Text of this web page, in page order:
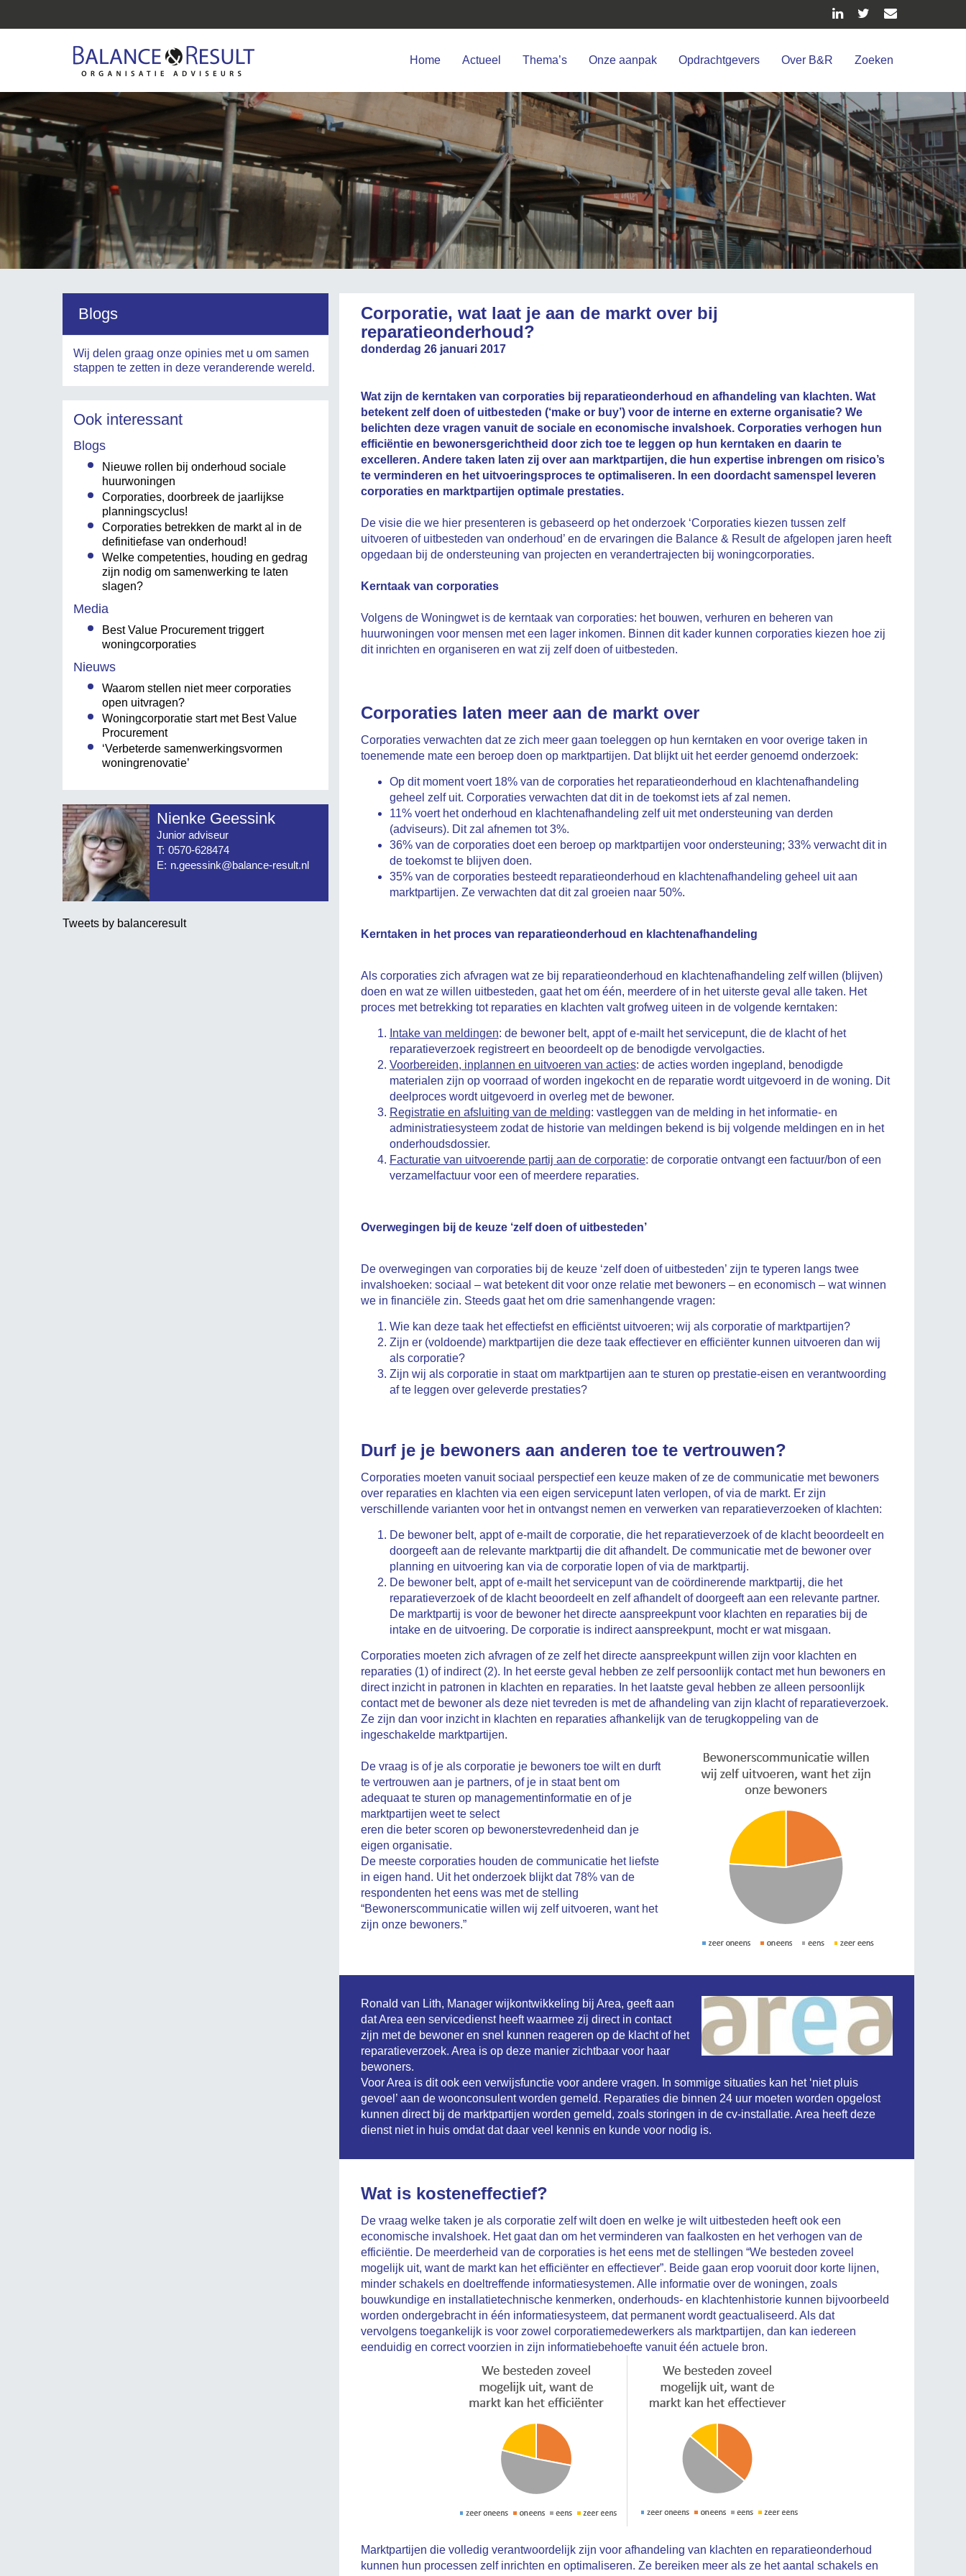
Home Actueel Thema’s Onze aanpak Opdrachtgevers Over B&R Zoeken
Corporatie, wat laat je aan de markt over bij
reparatieonderhoud?
donderdag 26 januari 2017
Wat zijn de kerntaken van corporaties bij reparatieonderhoud en afhandeling van klachten. Wat
betekent zelf doen of uitbesteden (‘make or buy’) voor de interne en externe organisatie? We
belichten deze vragen vanuit de sociale en economische invalshoek. Corporaties verhogen hun
efficiëntie en bewonersgerichtheid door zich toe te leggen op hun kerntaken en daarin te
excelleren. Andere taken laten zij over aan marktpartijen, die hun expertise inbrengen om risico’s
te verminderen en het uitvoeringsproces te optimaliseren. In een doordacht samenspel leveren
corporaties en marktpartijen optimale prestaties.
De visie die we hier presenteren is gebaseerd op het onderzoek ‘Corporaties kiezen tussen zelf
uitvoeren of uitbesteden van onderhoud’ en de ervaringen die Balance & Result de afgelopen jaren heeft
opgedaan bij de ondersteuning van projecten en verandertrajecten bij woningcorporaties.
Kerntaak van corporaties
Volgens de Woningwet is de kerntaak van corporaties: het bouwen, verhuren en beheren van
huurwoningen voor mensen met een lager inkomen. Binnen dit kader kunnen corporaties kiezen hoe zij
dit inrichten en organiseren en wat zij zelf doen of uitbesteden.
Corporaties laten meer aan de markt over
Corporaties verwachten dat ze zich meer gaan toeleggen op hun kerntaken en voor overige taken in
toenemende mate een beroep doen op marktpartijen. Dat blijkt uit het eerder genoemd onderzoek:
Op dit moment voert 18% van de corporaties het reparatieonderhoud en klachtenafhandeling
geheel zelf uit. Corporaties verwachten dat dit in de toekomst iets af zal nemen.
11% voert het onderhoud en klachtenafhandeling zelf uit met ondersteuning van derden
(adviseurs). Dit zal afnemen tot 3%.
36% van de corporaties doet een beroep op marktpartijen voor ondersteuning; 33% verwacht dit in
de toekomst te blijven doen.
35% van de corporaties besteedt reparatieonderhoud en klachtenafhandeling geheel uit aan
marktpartijen. Ze verwachten dat dit zal groeien naar 50%.
Kerntaken in het proces van reparatieonderhoud en klachtenafhandeling
Als corporaties zich afvragen wat ze bij reparatieonderhoud en klachtenafhandeling zelf willen (blijven)
doen en wat ze willen uitbesteden, gaat het om één, meerdere of in het uiterste geval alle taken. Het
proces met betrekking tot reparaties en klachten valt grofweg uiteen in de volgende kerntaken:
Intake van meldingen: de bewoner belt, appt of e-mailt het servicepunt, die de klacht of het
reparatieverzoek registreert en beoordeelt op de benodigde vervolgacties.
Voorbereiden, inplannen en uitvoeren van acties: de acties worden ingepland, benodigde
materialen zijn op voorraad of worden ingekocht en de reparatie wordt uitgevoerd in de woning. Dit
deelproces wordt uitgevoerd in overleg met de bewoner.
Registratie en afsluiting van de melding: vastleggen van de melding in het informatie- en
administratiesysteem zodat de historie van meldingen bekend is bij volgende meldingen en in het
onderhoudsdossier.
Facturatie van uitvoerende partij aan de corporatie: de corporatie ontvangt een factuur/bon of een
verzamelfactuur voor een of meerdere reparaties.
Overwegingen bij de keuze ‘zelf doen of uitbesteden’
De overwegingen van corporaties bij de keuze ‘zelf doen of uitbesteden’ zijn te typeren langs twee
invalshoeken: sociaal – wat betekent dit voor onze relatie met bewoners – en economisch – wat winnen
we in financiële zin. Steeds gaat het om drie samenhangende vragen:
Wie kan deze taak het effectiefst en efficiëntst uitvoeren; wij als corporatie of marktpartijen?
Zijn er (voldoende) marktpartijen die deze taak effectiever en efficiënter kunnen uitvoeren dan wij
als corporatie?
Zijn wij als corporatie in staat om marktpartijen aan te sturen op prestatie-eisen en verantwoording
af te leggen over geleverde prestaties?
Durf je je bewoners aan anderen toe te vertrouwen?
Corporaties moeten vanuit sociaal perspectief een keuze maken of ze de communicatie met bewoners
over reparaties en klachten via een eigen servicepunt laten verlopen, of via de markt. Er zijn
verschillende varianten voor het in ontvangst nemen en verwerken van reparatieverzoeken of klachten:
De bewoner belt, appt of e-mailt de corporatie, die het reparatieverzoek of de klacht beoordeelt en
doorgeeft aan de relevante marktpartij die dit afhandelt. De communicatie met de bewoner over
planning en uitvoering kan via de corporatie lopen of via de marktpartij.
De bewoner belt, appt of e-mailt het servicepunt van de coördinerende marktpartij, die het
reparatieverzoek of de klacht beoordeelt en zelf afhandelt of doorgeeft aan een relevante partner.
De marktpartij is voor de bewoner het directe aanspreekpunt voor klachten en reparaties bij de
intake en de uitvoering. De corporatie is indirect aanspreekpunt, mocht er wat misgaan.
Corporaties moeten zich afvragen of ze zelf het directe aanspreekpunt willen zijn voor klachten en
reparaties (1) of indirect (2). In het eerste geval hebben ze zelf persoonlijk contact met hun bewoners en
direct inzicht in patronen in klachten en reparaties. In het laatste geval hebben ze alleen persoonlijk
contact met de bewoner als deze niet tevreden is met de afhandeling van zijn klacht of reparatieverzoek.
Ze zijn dan voor inzicht in klachten en reparaties afhankelijk van de terugkoppeling van de
ingeschakelde marktpartijen.
De vraag is of je als corporatie je bewoners toe wilt en durft
te vertrouwen aan je partners, of je in staat bent om
adequaat te sturen op managementinformatie en of je
marktpartijen weet te select
eren die beter scoren op bewonerstevredenheid dan je
eigen organisatie.
De meeste corporaties houden de communicatie het liefste
in eigen hand. Uit het onderzoek blijkt dat 78% van de
respondenten het eens was met de stelling
“Bewonerscommunicatie willen wij zelf uitvoeren, want het
zijn onze bewoners.”
Ronald van Lith, Manager wijkontwikkeling bij Area, geeft aan
dat Area een servicedienst heeft waarmee zij direct in contact
zijn met de bewoner en snel kunnen reageren op de klacht of het
reparatieverzoek. Area is op deze manier zichtbaar voor haar
bewoners.
Voor Area is dit ook een verwijsfunctie voor andere vragen. In sommige situaties kan het ‘niet pluis
gevoel’ aan de woonconsulent worden gemeld. Reparaties die binnen 24 uur moeten worden opgelost
kunnen direct bij de marktpartijen worden gemeld, zoals storingen in de cv-installatie. Area heeft deze
dienst niet in huis omdat dat daar veel kennis en kunde voor nodig is.
Wat is kosteneffectief?
De vraag welke taken je als corporatie zelf wilt doen en welke je wilt uitbesteden heeft ook een
economische invalshoek. Het gaat dan om het verminderen van faalkosten en het verhogen van de
efficiëntie. De meerderheid van de corporaties is het eens met de stellingen “We besteden zoveel
mogelijk uit, want de markt kan het efficiënter en effectiever”. Beide gaan erop vooruit door korte lijnen,
minder schakels en doeltreffende informatiesystemen. Alle informatie over de woningen, zoals
bouwkundige en installatietechnische kenmerken, onderhouds- en klachtenhistorie kunnen bijvoorbeeld
worden ondergebracht in één informatiesysteem, dat permanent wordt geactualiseerd. Als dat
vervolgens toegankelijk is voor zowel corporatiemedewerkers als marktpartijen, dan kan iedereen
eenduidig en correct voorzien in zijn informatiebehoefte vanuit één actuele bron.
Marktpartijen die volledig verantwoordelijk zijn voor afhandeling van klachten en reparatieonderhoud
kunnen hun processen zelf inrichten en optimaliseren. Ze bereiken meer als ze het aantal schakels en
Blogs
Wij delen graag onze opinies met u om samen
stappen te zetten in deze veranderende wereld.
Ook interessant
Blogs
Nieuwe rollen bij onderhoud sociale
huurwoningen
Corporaties, doorbreek de jaarlijkse
planningscyclus!
Corporaties betrekken de markt al in de
definitiefase van onderhoud!
Welke competenties, houding en gedrag
zijn nodig om samenwerking te laten
slagen?
Media
Best Value Procurement triggert
woningcorporaties
Nieuws
Waarom stellen niet meer corporaties
open uitvragen?
Woningcorporatie start met Best Value
Procurement
‘Verbeterde samenwerkingsvormen
woningrenovatie’
Nienke Geessink
Junior adviseur
T: 0570-628474
E: n.geessink@balance-result.nl
Tweets by balanceresult